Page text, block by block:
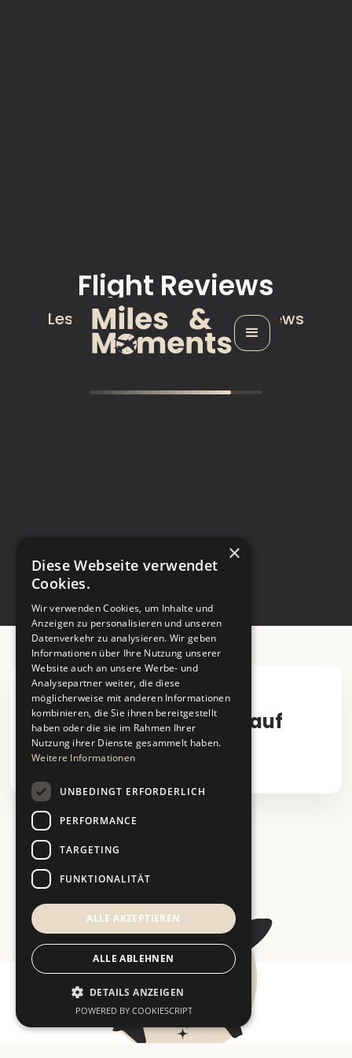
Flight Reviews
Lese ausgewählte Flight Reviews
unterschiedlicher Airlines
Condor Business Class auf
Kurzstreckenflug
×
Diese Webseite verwendet
Cookies.
Wir verwenden Cookies, um Inhalte und
Anzeigen zu personalisieren und unseren
Datenverkehr zu analysieren. Wir geben
Informationen über Ihre Nutzung unserer
Website auch an unsere Werbe- und
Analysepartner weiter, die diese
möglicherweise mit anderen Informationen
kombinieren, die Sie ihnen bereitgestellt
haben oder die sie im Rahmen Ihrer
Nutzung ihrer Dienste gesammelt haben.
Weitere Informationen
UNBEDINGT ERFORDERLICH
PERFORMANCE
TARGETING
FUNKTIONALITÄT
ALLE AKZEPTIEREN
ALLE ABLEHNEN
DETAILS ANZEIGEN
POWERED BY COOKIESCRIPT